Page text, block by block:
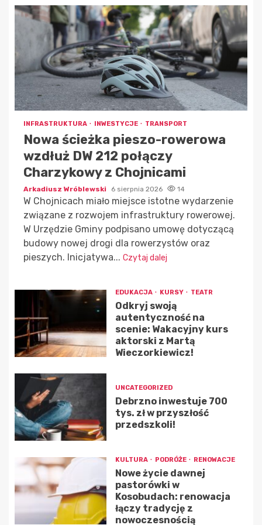
INFRASTRUKTURA INWESTYCJE TRANSPORT
Nowa ścieżka pieszo-rowerowa
wzdłuż DW 212 połączy
Charzykowy z Chojnicami
Arkadiusz Wróblewski 6 sierpnia 2026 14
W Chojnicach miało miejsce istotne wydarzenie
związane z rozwojem infrastruktury rowerowej.
W Urzędzie Gminy podpisano umowę dotyczącą
budowy nowej drogi dla rowerzystów oraz
pieszych. Inicjatywa... Czytaj dalej
EDUKACJA KURSY TEATR
Odkryj swoją
autentyczność na
scenie: Wakacyjny kurs
aktorski z Martą
Wieczorkiewicz!
UNCATEGORIZED
Debrzno inwestuje 700
tys. zł w przyszłość
przedszkoli!
KULTURA PODRÓŻE RENOWACJE
Nowe życie dawnej
pastorówki w
Kosobudach: renowacja
łączy tradycję z
nowoczesnością